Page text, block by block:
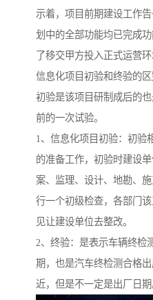
示着，项目前期建设工作
划中的全部功能均已完成
了移交甲方投入正式运营
信息化项目初验和终验的区
初验是该项目研制成后的
前的一次试验。
1、信息化项目初验：初验
的准备工作，初验时建设
案、监理、设计、地勘、
行一个初级检查，各部门
见让建设单位去整改。
2、终验：是表示车辆终检
期，也是汽车终检测合格
近，但是不一定是出厂日期